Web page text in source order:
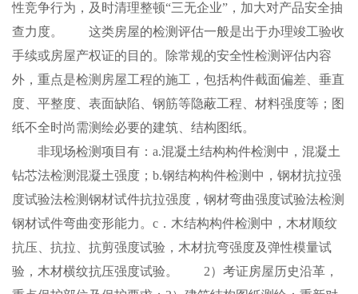
性竞争行为，及时清理整顿“三无企业”，加大对产品安全抽
查力度。 这类房屋的检测评估一般是出于办理竣工验收
手续或房屋产权证的目的。除常规的安全性检测评估内容
外，重点是检测房屋工程的施工，包括构件截面偏差、垂直
度、平整度、表面缺陷、钢筋等隐蔽工程、材料强度等；图
纸不全时尚需测绘必要的建筑、结构图纸。
非现场检测项目有：a.混凝土结构构件检测中，混凝土
钻芯法检测混凝土强度；b.钢结构构件检测中，钢材抗拉强
度试验法检测钢材试件抗拉强度，钢材弯曲强度试验法检测
钢材试件弯曲变形能力。c．木结构构件检测中，木材顺纹
抗压、抗拉、抗剪强度试验，木材抗弯强度及弹性模量试
验，木材横纹抗压强度试验。 2）考证房屋历史沿革，